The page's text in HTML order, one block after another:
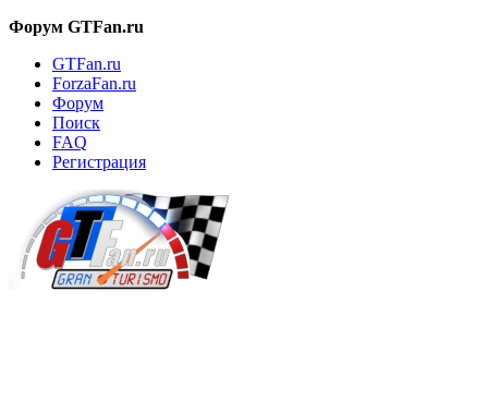
Форум GTFan.ru
GTFan.ru
ForzaFan.ru
Форум
Поиск
FAQ
Регистрация